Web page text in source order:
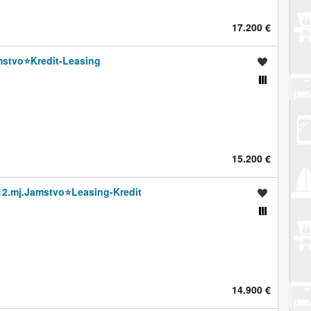
17.200 €
Leasing
15.200 €
Kredit
14.900 €